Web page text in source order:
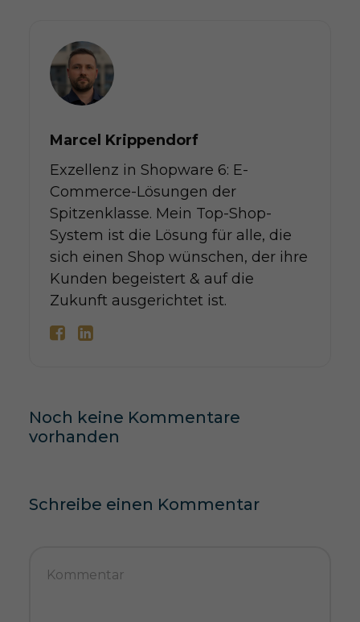
Marcel Krippendorf
Exzellenz in Shopware 6: E-
Commerce-Lösungen der
Spitzenklasse. Mein Top-Shop-
System ist die Lösung für alle, die
sich einen Shop wünschen, der ihre
Kunden begeistert & auf die
Zukunft ausgerichtet ist.
Noch keine Kommentare
vorhanden
Schreibe einen Kommentar